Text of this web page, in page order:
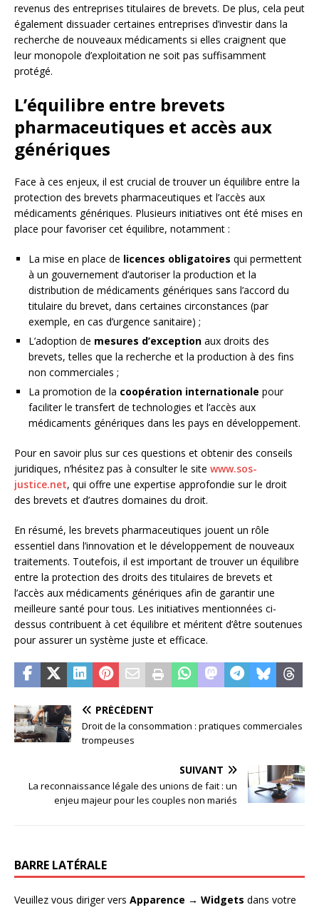
revenus des entreprises titulaires de brevets. De plus, cela peut
également dissuader certaines entreprises d’investir dans la
recherche de nouveaux médicaments si elles craignent que
leur monopole d’exploitation ne soit pas suffisamment
protégé.
L’équilibre entre brevets
pharmaceutiques et accès aux
génériques
Face à ces enjeux, il est crucial de trouver un équilibre entre la
protection des brevets pharmaceutiques et l’accès aux
médicaments génériques. Plusieurs initiatives ont été mises en
place pour favoriser cet équilibre, notamment :
La mise en place de licences obligatoires qui permettent
à un gouvernement d’autoriser la production et la
distribution de médicaments génériques sans l’accord du
titulaire du brevet, dans certaines circonstances (par
exemple, en cas d’urgence sanitaire) ;
L’adoption de mesures d’exception aux droits des
brevets, telles que la recherche et la production à des fins
non commerciales ;
La promotion de la coopération internationale pour
faciliter le transfert de technologies et l’accès aux
médicaments génériques dans les pays en développement.
Pour en savoir plus sur ces questions et obtenir des conseils
juridiques, n’hésitez pas à consulter le site www.sos-
justice.net, qui offre une expertise approfondie sur le droit
des brevets et d’autres domaines du droit.
En résumé, les brevets pharmaceutiques jouent un rôle
essentiel dans l’innovation et le développement de nouveaux
traitements. Toutefois, il est important de trouver un équilibre
entre la protection des droits des titulaires de brevets et
l’accès aux médicaments génériques afin de garantir une
meilleure santé pour tous. Les initiatives mentionnées ci-
dessus contribuent à cet équilibre et méritent d’être soutenues
pour assurer un système juste et efficace.
PRÉCÉDENT
Droit de la consommation : pratiques commerciales
trompeuses
SUIVANT
La reconnaissance légale des unions de fait : un
enjeu majeur pour les couples non mariés
BARRE LATÉRALE
Veuillez vous diriger vers Apparence → Widgets dans votre